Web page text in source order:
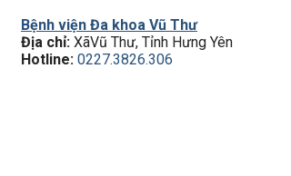
Bệnh viện Đa khoa Vũ Thư
Địa chỉ: XãVũ Thư, Tỉnh Hưng Yên
Hotline: 0227.3826.306